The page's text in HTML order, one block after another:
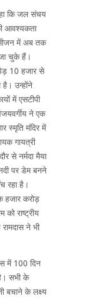
कि जल संचय
आवश्यकता
सीजन में अब तक
चुके हैं।
10 हजार से
है। उन्होंने
में एसटीपी
ने एक
स्मृति मंदिर में
गायत्री
से नर्मदा मैया
नदी पर डेम बनने
रहा है।
हजार करोड़
को राष्ट्रीय
ने भी
में 100 दिन
सभी के
बचाने के लक्ष्य